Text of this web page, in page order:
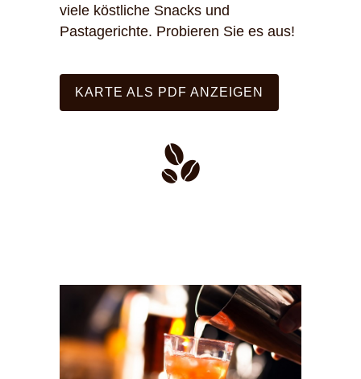
viele köstliche Snacks und
Pastagerichte. Probieren Sie es aus!
KARTE ALS PDF ANZEIGEN